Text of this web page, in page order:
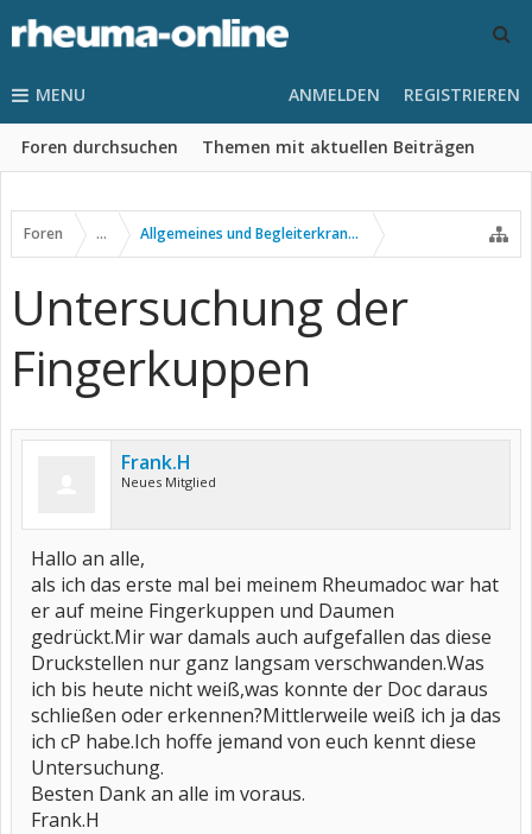
MENU
Foren durchsuchen Themen mit aktuellen Beiträgen
ANMELDEN REGISTRIEREN
Foren ... Allgemeines und Begleiterkrankungen
Untersuchung der
Fingerkuppen
Frank.H
Neues Mitglied
Hallo an alle,
als ich das erste mal bei meinem Rheumadoc war hat
er auf meine Fingerkuppen und Daumen
gedrückt.Mir war damals auch aufgefallen das diese
Druckstellen nur ganz langsam verschwanden.Was
ich bis heute nicht weiß,was konnte der Doc daraus
schließen oder erkennen?Mittlerweile weiß ich ja das
ich cP habe.Ich hoffe jemand von euch kennt diese
Untersuchung.
Besten Dank an alle im voraus.
Frank.H